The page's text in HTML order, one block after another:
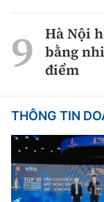
Hà Nội
bằng
điểm
THÔNG TIN